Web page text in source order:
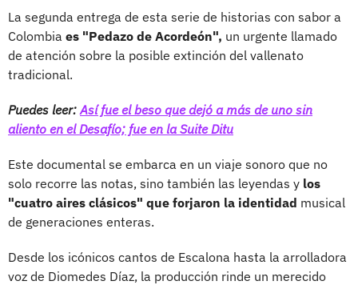
La segunda entrega de esta serie de historias con sabor a
Colombia es "Pedazo de Acordeón", un urgente llamado
de atención sobre la posible extinción del vallenato
tradicional.
Puedes leer: Así fue el beso que dejó a más de uno sin
aliento en el Desafío; fue en la Suite Ditu
Este documental se embarca en un viaje sonoro que no
solo recorre las notas, sino también las leyendas y los
"cuatro aires clásicos" que forjaron la identidad musical
de generaciones enteras.
Desde los icónicos cantos de Escalona hasta la arrolladora
voz de Diomedes Díaz, la producción rinde un merecido